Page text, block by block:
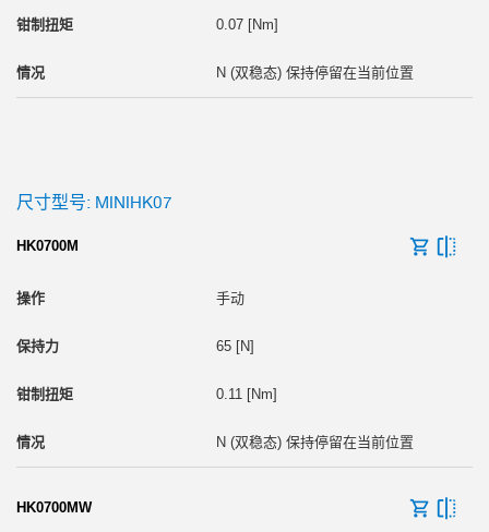
0.07 [Nm]
N (双稳态) 保持停留在当前位置
尺寸型号: MINIHK07
HK0700M
手动
65 [N]
0.11 [Nm]
N (双稳态) 保持停留在当前位置
HK0700MW